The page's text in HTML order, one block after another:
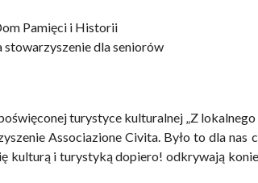
Pamięci i Historii
stowarzyszenie dla seniorów
turystyce kulturalnej „Z
Associazione Civita. Było to dla nas
kulturą i turystyką dopiero! odkrywają